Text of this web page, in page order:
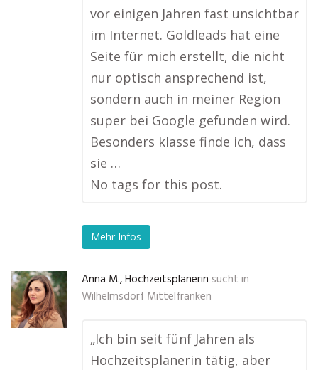
vor einigen Jahren fast unsichtbar
im Internet. Goldleads hat eine
Seite für mich erstellt, die nicht
nur optisch ansprechend ist,
sondern auch in meiner Region
super bei Google gefunden wird.
Besonders klasse finde ich, dass
sie …
No tags for this post.
Mehr Infos
Anna M., Hochzeitsplanerin sucht in
Wilhelmsdorf Mittelfranken
„Ich bin seit fünf Jahren als
Hochzeitsplanerin tätig, aber